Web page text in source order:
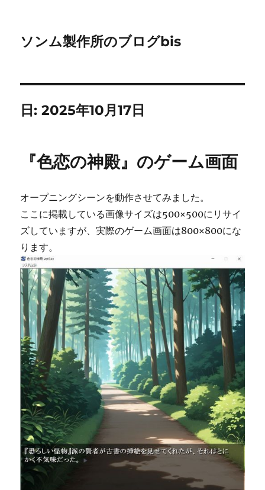
ソンム製作所のブログbis
日:2025年10月17日
『色恋の神殿』のゲーム画面
オープニングシーンを動作させてみました。
ここに掲載している画像サイズは500×500にリサイ
ズしていますが、実際のゲーム画面は800×800にな
ります。